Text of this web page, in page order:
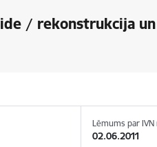
/ rekonstrukcija
Lēmums par
02.06.2011